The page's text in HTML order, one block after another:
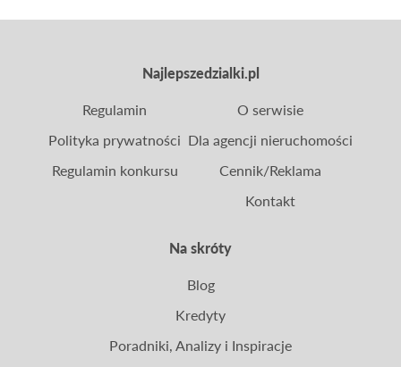
Najlepszedzialki.pl
Na skróty
Regulamin
Polityka prywatności
Regulamin konkursu
O serwisie
Dla agencji nieruchomości
Cennik/Reklama
Kontakt
Blog
Kredyty
Poradniki, Analizy i Inspiracje